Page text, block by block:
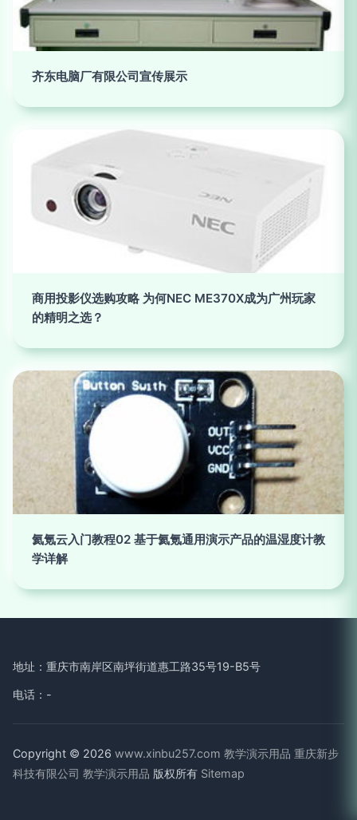
齐东电脑厂有限公司宣传展示
商用投影仪选购攻略 为何NEC ME370X成为广州玩家
的精明之选？
氦氪云入门教程02 基于氦氪通用演示产品的温湿度计教
学详解
地址：重庆市南岸区南坪街道惠工路35号19-B5号
电话：-
Copyright © 2026 www.xinbu257.com 教学演示用品 重庆新步
科技有限公司 教学演示用品 版权所有 Sitemap